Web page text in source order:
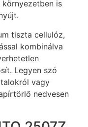
is
tiszta cellulóz,
kombinálva
Legyen szó
vagy
nedvesen